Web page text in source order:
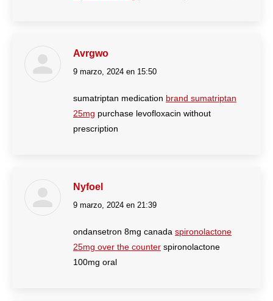
Avrgwo
dice:
9 marzo, 2024 en 15:50
sumatriptan medication brand sumatriptan
25mg purchase levofloxacin without
prescription
Nyfoel
dice:
9 marzo, 2024 en 21:39
ondansetron 8mg canada spironolactone
25mg over the counter spironolactone
100mg oral